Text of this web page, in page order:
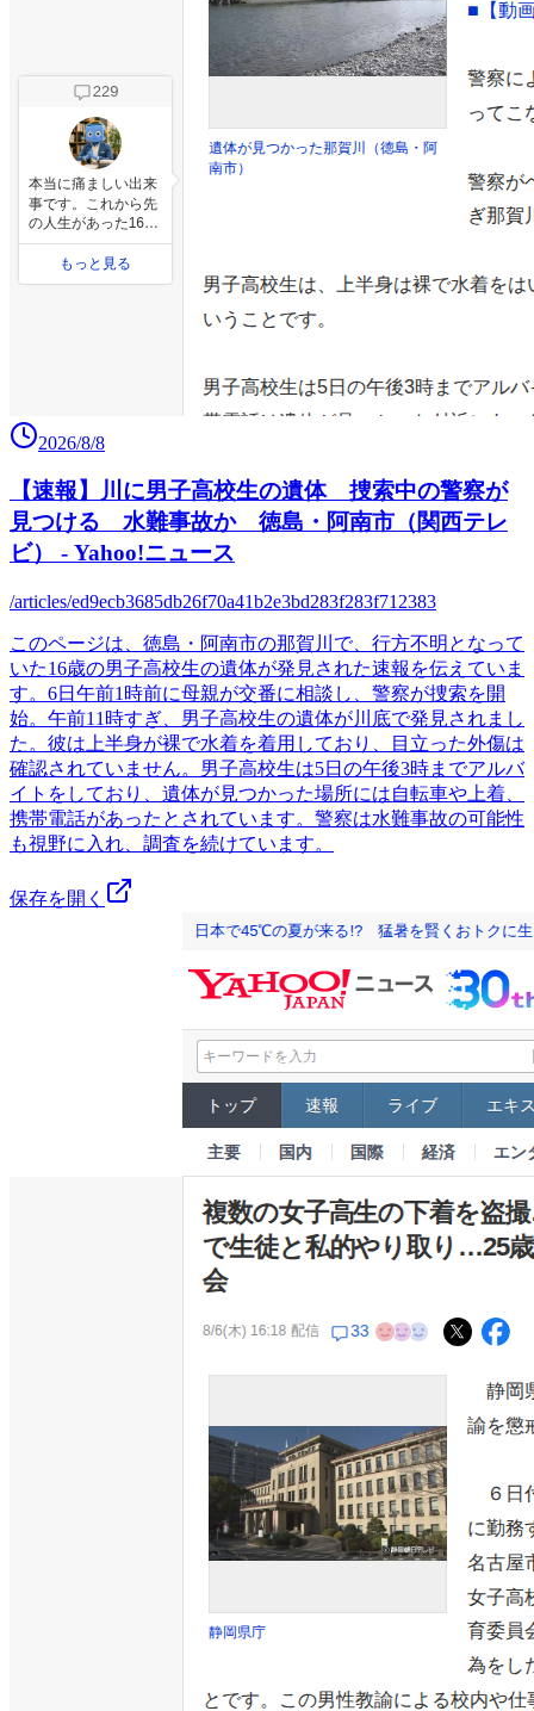
2026/8/8
【速報】川に男子高校生の遺体 捜索中の警察が
見つける 水難事故か 徳島・阿南市（関西テレ
ビ） - Yahoo!ニュース
/articles/ed9ecb3685db26f70a41b2e3bd283f283f712383
このページは、徳島・阿南市の那賀川で、行方不明となって
いた16歳の男子高校生の遺体が発見された速報を伝えていま
す。6日午前1時前に母親が交番に相談し、警察が捜索を開
始。午前11時すぎ、男子高校生の遺体が川底で発見されまし
た。彼は上半身が裸で水着を着用しており、目立った外傷は
確認されていません。男子高校生は5日の午後3時までアルバ
イトをしており、遺体が見つかった場所には自転車や上着、
携帯電話があったとされています。警察は水難事故の可能性
も視野に入れ、調査を続けています。
保存を開く